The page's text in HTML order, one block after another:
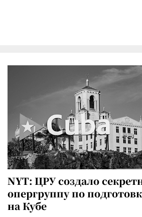
NYT: ЦРУ создало
опергруппу по
на Кубе